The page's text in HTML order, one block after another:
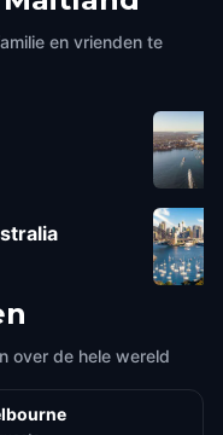
en vrienden te
over de hele wereld